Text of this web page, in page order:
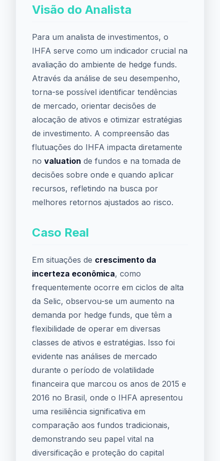
Visão do Analista
Para um analista de investimentos, o
IHFA serve como um indicador crucial na
avaliação do ambiente de hedge funds.
Através da análise de seu desempenho,
torna-se possível identificar tendências
de mercado, orientar decisões de
alocação de ativos e otimizar estratégias
de investimento. A compreensão das
flutuações do IHFA impacta diretamente
no valuation de fundos e na tomada de
decisões sobre onde e quando aplicar
recursos, refletindo na busca por
melhores retornos ajustados ao risco.
Caso Real
Em situações de crescimento da
incerteza econômica, como
frequentemente ocorre em ciclos de alta
da Selic, observou-se um aumento na
demanda por hedge funds, que têm a
flexibilidade de operar em diversas
classes de ativos e estratégias. Isso foi
evidente nas análises de mercado
durante o período de volatilidade
financeira que marcou os anos de 2015 e
2016 no Brasil, onde o IHFA apresentou
uma resiliência significativa em
comparação aos fundos tradicionais,
demonstrando seu papel vital na
diversificação e proteção do capital